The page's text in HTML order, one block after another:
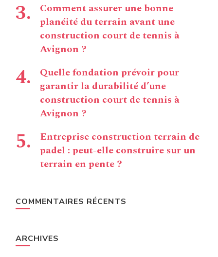
Comment assurer une bonne
planéité du terrain avant une
construction court de tennis à
Avignon ?
Quelle fondation prévoir pour
garantir la durabilité d’une
construction court de tennis à
Avignon ?
Entreprise construction terrain de
padel : peut-elle construire sur un
terrain en pente ?
COMMENTAIRES RÉCENTS
ARCHIVES